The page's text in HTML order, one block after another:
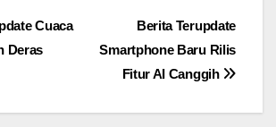
Berita Terupdate
Smartphone Baru Rilis
Fitur AI Canggih
Cuaca
Deras